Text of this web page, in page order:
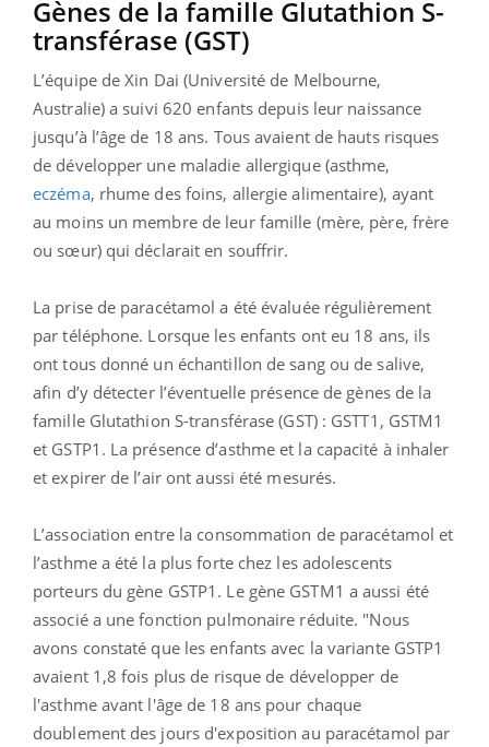
Gènes de la famille Glutathion S-
transférase (GST)
L’équipe de Xin Dai (Université de Melbourne,
Australie) a suivi 620 enfants depuis leur naissance
jusqu’à l’âge de 18 ans. Tous avaient de hauts risques
de développer une maladie allergique (asthme,
eczéma, rhume des foins, allergie alimentaire), ayant
au moins un membre de leur famille (mère, père, frère
ou sœur) qui déclarait en souffrir.
La prise de paracétamol a été évaluée régulièrement
par téléphone. Lorsque les enfants ont eu 18 ans, ils
ont tous donné un échantillon de sang ou de salive,
afin d’y détecter l’éventuelle présence de gènes de la
famille Glutathion S-transférase (GST) : GSTT1, GSTM1
et GSTP1. La présence d’asthme et la capacité à inhaler
et expirer de l’air ont aussi été mesurés.
L’association entre la consommation de paracétamol et
l’asthme a été la plus forte chez les adolescents
porteurs du gène GSTP1. Le gène GSTM1 a aussi été
associé a une fonction pulmonaire réduite. "Nous
avons constaté que les enfants avec la variante GSTP1
avaient 1,8 fois plus de risque de développer de
l'asthme avant l'âge de 18 ans pour chaque
doublement des jours d'exposition au paracétamol par